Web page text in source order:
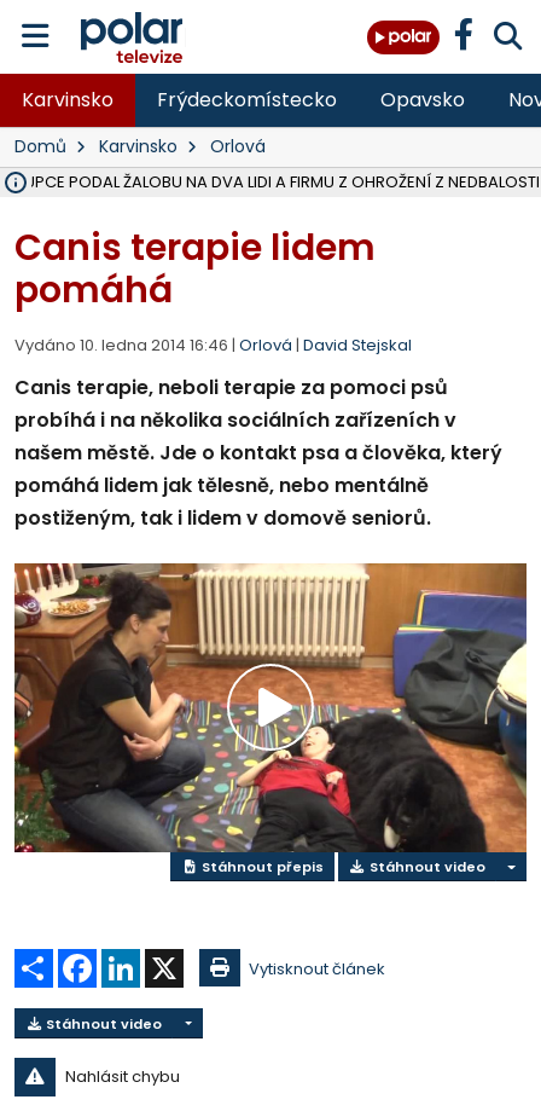
Karvinsko Frýdeckomístecko Opavsko
Domů Karvinsko Orlová
PODAL ŽALOBU NA DVA LIDI A FIRMU Z OHROŽENÍ Z NEDBALOSTI
Canis terapie lidem
pomáhá
Vydáno 10. ledna 2014 16:46 | Orlová | David Stejskal
Canis terapie, neboli terapie za pomoci psů
probíhá i na několika sociálních zařízeních v
našem městě. Jde o kontakt psa a člověka, který
pomáhá lidem jak tělesně, nebo mentálně
postiženým, tak i lidem v domově seniorů.
Přehrát
video
Stáhnout přepis Stáhnout video
Sdílet Facebook
LinkedIn Vytisknout článek
Stáhnout video
Nahlásit chybu